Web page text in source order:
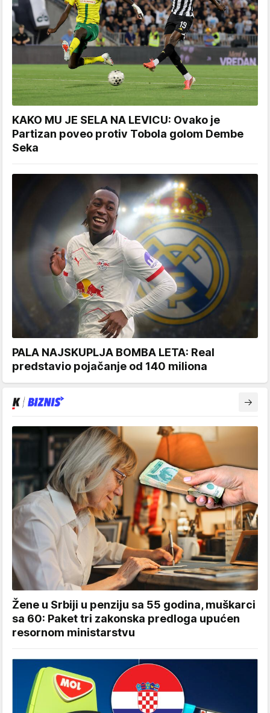
KAKO MU JE SELA NA LEVICU: Ovako je
Partizan poveo protiv Tobola golom Dembe
Seka
PALA NAJSKUPLJA BOMBA LETA: Real
predstavio pojačanje od 140 miliona
Žene u Srbiji u penziju sa 55 godina, muškarci
sa 60: Paket tri zakonska predloga upućen
resornom ministarstvu